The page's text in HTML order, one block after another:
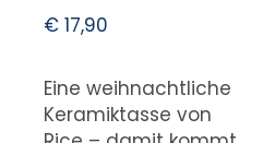
€17,90
Eine weihnachtliche
Keramiktasse von